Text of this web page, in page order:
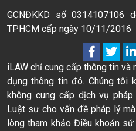
GCNĐKKD số
TPHCM cấp ngày 10/11/2016
iLAW chỉ cung cấp thông tin
dụng thông tin đó. Chúng tôi
không cung cấp dịch vụ
Luật sư cho vấn đề pháp lý
lòng tham khảo Điều khoản